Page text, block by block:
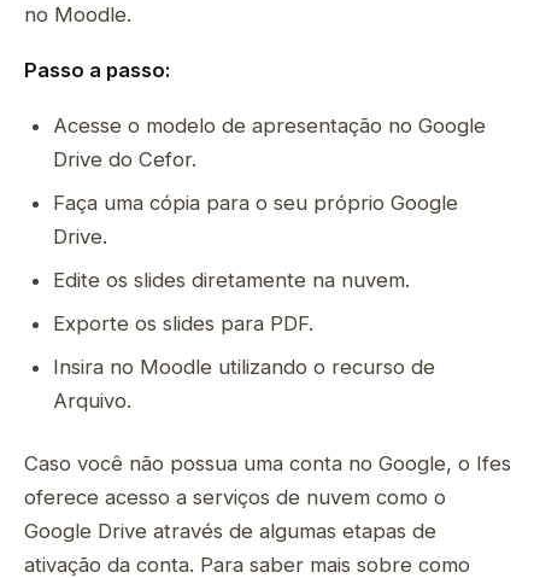
no Moodle.
Passo a passo:
Acesse o modelo de apresentação no Google
Drive do Cefor.
Faça uma cópia para o seu próprio Google
Drive.
Edite os slides diretamente na nuvem.
Exporte os slides para PDF.
Insira no Moodle utilizando o recurso de
Arquivo.
Caso você não possua uma conta no Google, o Ifes
oferece acesso a serviços de nuvem como o
Google Drive através de algumas etapas de
ativação da conta. Para saber mais sobre como